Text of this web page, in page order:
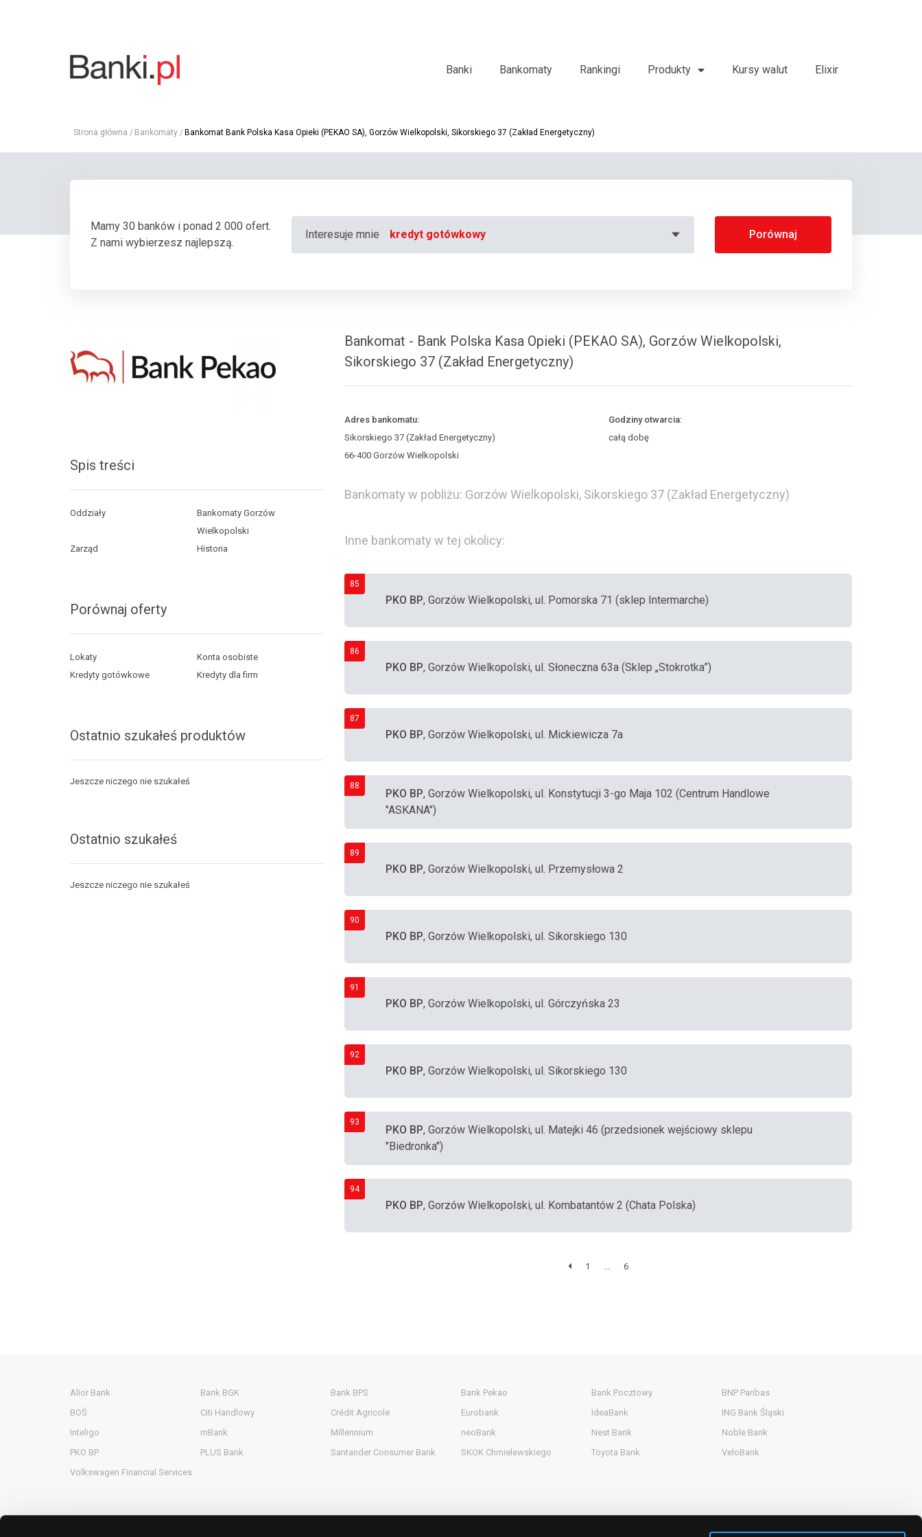
Banki Bankomaty Rankingi Produkty Kursy walut Elixir
Strona główna Bankomaty Bankomat Bank Polska Kasa Opieki (PEKAO SA), Gorzów Wielkopolski, Sikorskiego 37 (Zakład Energetyczny)
Mamy 30 banków i ponad 2 000 ofert.
Z nami wybierzesz najlepszą.
Interesuje mnie kredyt gotówkowy Porównaj
Spis treści
Oddziały
Bankomaty Gorzów
Wielkopolski
Zarząd
Historia
Porównaj oferty
Lokaty
Konta osobiste
Kredyty gotówkowe
Kredyty dla firm
Ostatnio szukałeś produktów
Jeszcze niczego nie szukałeś
Ostatnio szukałeś
Jeszcze niczego nie szukałeś
Bankomat - Bank Polska Kasa Opieki (PEKAO SA), Gorzów Wielkopolski,
Sikorskiego 37 (Zakład Energetyczny)
Adres bankomatu:
Sikorskiego 37 (Zakład Energetyczny)
66-400 Gorzów Wielkopolski
Godziny otwarcia:
całą dobę
Bankomaty w pobliżu: Gorzów Wielkopolski, Sikorskiego 37 (Zakład Energetyczny)
Inne bankomaty w tej okolicy:
85
PKO BP, Gorzów Wielkopolski, ul. Pomorska 71 (sklep Intermarche)
86
PKO BP, Gorzów Wielkopolski, ul. Słoneczna 63a (Sklep „Stokrotka”)
87
PKO BP, Gorzów Wielkopolski, ul. Mickiewicza 7a
88
PKO BP, Gorzów Wielkopolski, ul. Konstytucji 3-go Maja 102 (Centrum Handlowe
"ASKANA")
89
PKO BP, Gorzów Wielkopolski, ul. Przemysłowa 2
90
PKO BP, Gorzów Wielkopolski, ul. Sikorskiego 130
91
PKO BP, Gorzów Wielkopolski, ul. Górczyńska 23
92
PKO BP, Gorzów Wielkopolski, ul. Sikorskiego 130
93
PKO BP, Gorzów Wielkopolski, ul. Matejki 46 (przedsionek wejściowy sklepu
"Biedronka")
94
PKO BP, Gorzów Wielkopolski, ul. Kombatantów 2 (Chata Polska)
1 ... 6
Alior Bank Bank BGK Bank BPS Bank Pekao Bank Pocztowy
BNP Paribas
BOŚ
Citi Handlowy Crédit Agricole Eurobank IdeaBank
ING Bank Śląski
Inteligo
mBank Millennium neoBank Nest Bank
Noble Bank
PKO BP
PLUS Bank Santander Consumer Bank SKOK Chmielewskiego Toyota Bank
VeloBank
Volkswagen Financial Services